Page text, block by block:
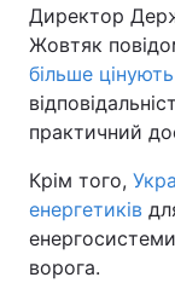
Директор
Жовтяк
більше
практичний
Крім того,
енергетиків
ворога.